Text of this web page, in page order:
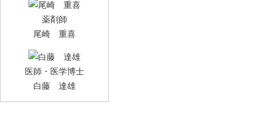
薬剤師
尾崎 重喜
医師・医学博士
白藤 達雄